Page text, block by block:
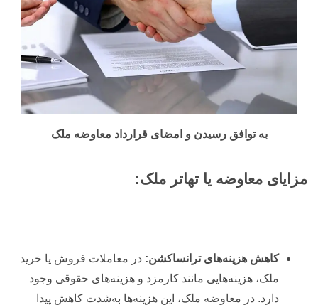
به توافق رسیدن و امضای قرارداد معاوضه ملک
مزایای معاوضه یا تهاتر ملک:
کاهش هزینه‌های ترانساکشن: در معاملات فروش یا خرید
ملک، هزینه‌هایی مانند کارمزد و هزینه‌های حقوقی وجود
دارد. در معاوضه ملک، این هزینه‌ها به‌شدت کاهش پیدا